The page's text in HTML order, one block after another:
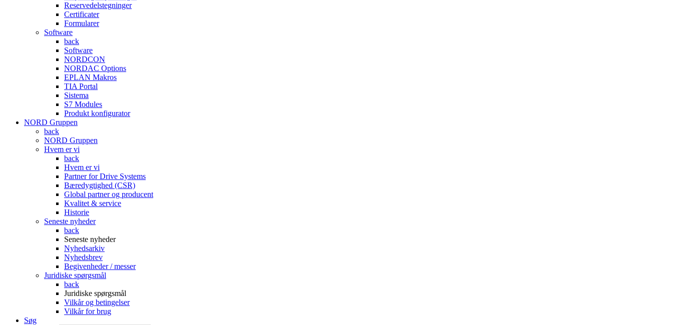
Reservedelstegninger
Certificater
Formularer
Software
back
Software
NORDCON
NORDAC Options
EPLAN Makros
TIA Portal
Sistema
S7 Modules
Produkt konfigurator
NORD Gruppen
back
NORD Gruppen
Hvem er vi
back
Hvem er vi
Partner for Drive Systems
Bæredygtighed (CSR)
Global partner og producent
Kvalitet & service
Historie
Seneste nyheder
back
Seneste nyheder
Nyhedsarkiv
Nyhedsbrev
Begivenheder / messer
Juridiske spørgsmål
back
Juridiske spørgsmål
Vilkår og betingelser
Vilkår for brug
Søg